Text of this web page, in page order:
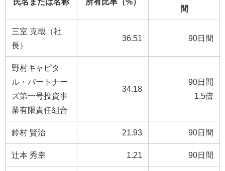
氏名または名称 所有比率（%）
間
三室 克哉（社
長）
36.51 90日間
野村キャピタ
ル・パートナー
ズ第一号投資事
業有限責任組合
34.18
90日間
1.5倍
鈴村 賢治 21.93 90日間
辻本 秀幸 1.21 90日間